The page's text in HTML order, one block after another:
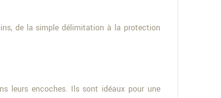
de la simple délimitation à la protection
leurs encoches. Ils sont idéaux pour une